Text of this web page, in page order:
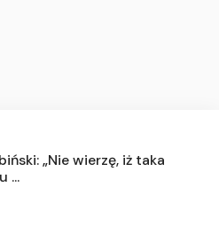
„Nie wierzę, iż taka
...